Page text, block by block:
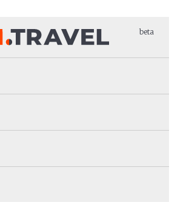
beta